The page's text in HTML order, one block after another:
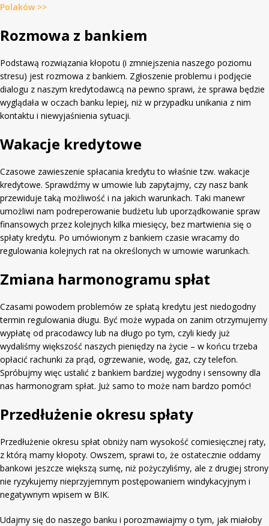
Polaków >>
Rozmowa z bankiem
Podstawą rozwiązania kłopotu (i zmniejszenia naszego poziomu
stresu) jest rozmowa z bankiem. Zgłoszenie problemu i podjęcie
dialogu z naszym kredytodawcą na pewno sprawi, że sprawa będzie
wyglądała w oczach banku lepiej, niż w przypadku unikania z nim
kontaktu i niewyjaśnienia sytuacji.
Wakacje kredytowe
Czasowe zawieszenie spłacania kredytu to właśnie tzw. wakacje
kredytowe. Sprawdźmy w umowie lub zapytajmy, czy nasz bank
przewiduje taką możliwość i na jakich warunkach. Taki manewr
umożliwi nam podreperowanie budżetu lub uporządkowanie spraw
finansowych przez kolejnych kilka miesięcy, bez martwienia się o
spłaty kredytu. Po umówionym z bankiem czasie wracamy do
regulowania kolejnych rat na określonych w umowie warunkach.
Zmiana harmonogramu spłat
Czasami powodem problemów ze spłatą kredytu jest niedogodny
termin regulowania długu. Być może wypada on zanim otrzymujemy
wypłatę od pracodawcy lub na długo po tym, czyli kiedy już
wydaliśmy większość naszych pieniędzy na życie – w końcu trzeba
opłacić rachunki za prąd, ogrzewanie, wodę, gaz, czy telefon.
Spróbujmy więc ustalić z bankiem bardziej wygodny i sensowny dla
nas harmonogram spłat. Już samo to może nam bardzo pomóc!
Przedłużenie okresu spłaty
Przedłużenie okresu spłat obniży nam wysokość comiesięcznej raty,
z którą mamy kłopoty. Owszem, sprawi to, że ostatecznie oddamy
bankowi jeszcze większą sumę, niż pożyczyliśmy, ale z drugiej strony
nie ryzykujemy nieprzyjemnym postępowaniem windykacyjnym i
negatywnym wpisem w BIK.
Udajmy się do naszego banku i porozmawiajmy o tym, jak miałoby